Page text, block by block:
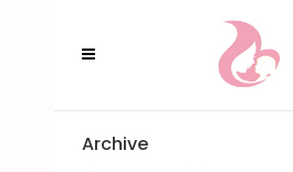
Archive